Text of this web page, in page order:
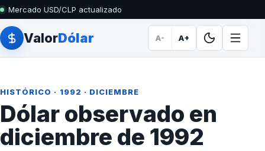
Mercado USD/CLP actualizado
ValorDólar A- A+
HISTÓRICO · 1992 · DICIEMBRE
Dólar observado en
diciembre de 1992